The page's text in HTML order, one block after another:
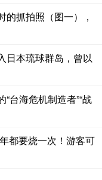
抓拍照（图一），
日本琉球群岛，曾以
台海危机制造者”“战
都要烧一次！游客可